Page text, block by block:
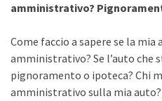
amministrativo?
Come faccio a sapere se la
amministrativo? Se l’auto che
pignoramento o ipoteca? Chi
amministrativo sulla mia auto?